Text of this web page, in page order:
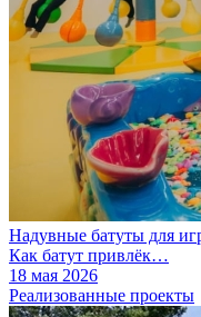
Надувные батуты для
Как батут привлёк…
18 мая 2026
Реализованные проекты